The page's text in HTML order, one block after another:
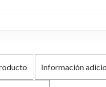
Información